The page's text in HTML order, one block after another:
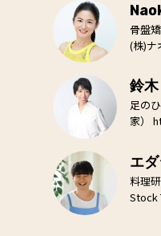
骨盤
(株)ナ
鈴
足の
家）
エ
料理
Stock